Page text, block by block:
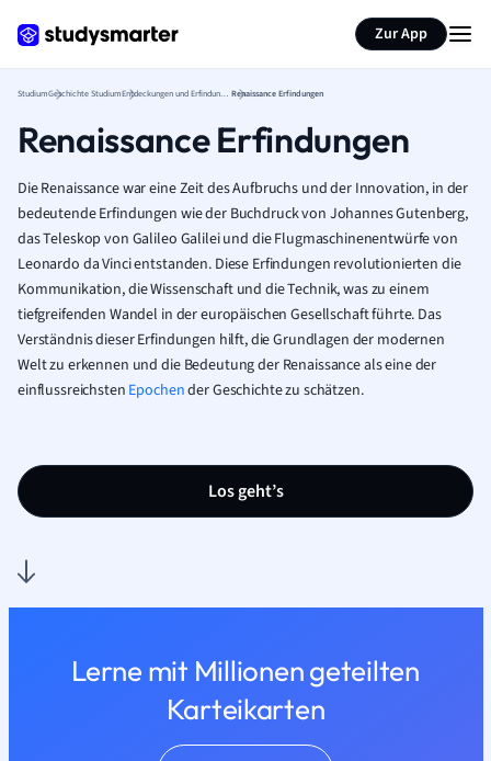
Zur App
StudiumGeschichte Studium Entdeckungen und Erfindungen Renaissance Erfindungen
Renaissance Erfindungen
Die Renaissance war eine Zeit des Aufbruchs und der Innovation, in der
bedeutende Erfindungen wie der Buchdruck von Johannes Gutenberg,
das Teleskop von Galileo Galilei und die Flugmaschinenentwürfe von
Leonardo da Vinci entstanden. Diese Erfindungen revolutionierten die
Kommunikation, die Wissenschaft und die Technik, was zu einem
tiefgreifenden Wandel in der europäischen Gesellschaft führte. Das
Verständnis dieser Erfindungen hilft, die Grundlagen der modernen
Welt zu erkennen und die Bedeutung der Renaissance als eine der
einflussreichsten Epochender Geschichte zu schätzen.
Los geht’s
Lerne mit Millionen geteilten
Karteikarten